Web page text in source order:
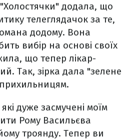
додала, що
телеглядачок за те,
додому. Вона
вибір на основі своїх
що тепер лікар-
Так, зірка дала "зелене
прихильницям.
дуже засмучені моїм
Рому Васильєва
троянду. Тепер ви